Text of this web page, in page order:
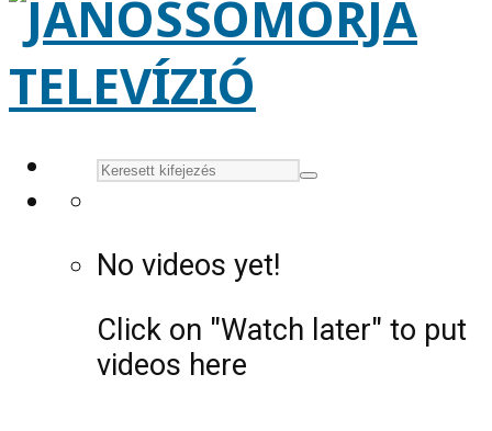
No videos yet!
Click on "Watch later" to put
videos here